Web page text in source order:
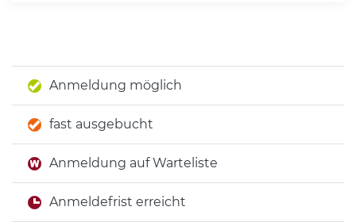
Anmeldung möglich
fast ausgebucht
Anmeldung auf Warteliste
Anmeldefrist erreicht